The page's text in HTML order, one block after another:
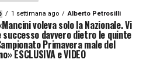
1 settimana ago Alberto Petrosilli
voleva solo la Nazionale. Vi
successo davvero dietro le quinte
Primavera male del
ESCLUSIVA e VIDEO